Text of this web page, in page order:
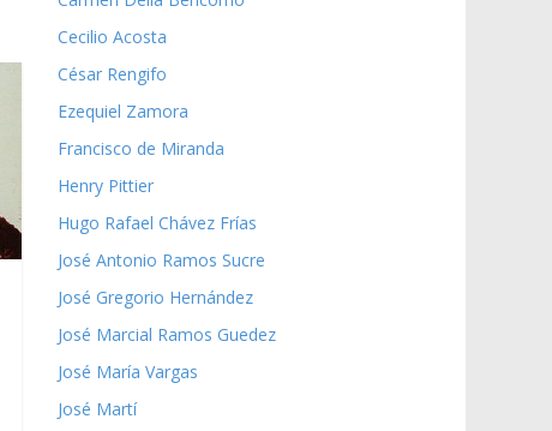
Cecilio Acosta
César Rengifo
Ezequiel Zamora
Francisco de Miranda
Henry Pittier
Hugo Rafael Chávez Frías
José Antonio Ramos Sucre
José Gregorio Hernández
José Marcial Ramos Guedez
José María Vargas
José Martí